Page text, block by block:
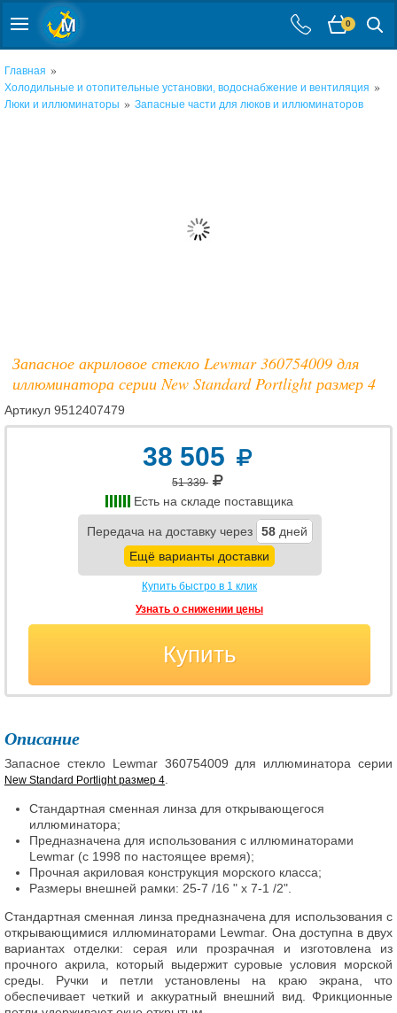
0
Главная »
Холодильные и отопительные установки, водоснабжение и вентиляция »
Люки и иллюминаторы » Запасные части для люков и иллюминаторов
Запасное акриловое стекло Lewmar 360754009 для
иллюминатора серии New Standard Portlight размер 4
Артикул 9512407479
38 505
51 339
Есть на складе поставщика
Передача на доставку через 58 дней
Ещё варианты доставки
Купить быстро в 1 клик
Узнать о снижении цены
Купить
Описание
Запасное стекло Lewmar 360754009 для иллюминатора серии
New Standard Portlight размер 4
Стандартная сменная линза для открывающегося
иллюминатора;
Предназначена для использования с иллюминаторами
Lewmar (с 1998 по настоящее время);
Прочная акриловая конструкция морского класса;
Размеры внешней рамки: 25-7 /16 " x 7-1 /2".
Стандартная сменная линза предназначена для использования с
открывающимися иллюминаторами Lewmar. Она доступна в двух
вариантах отделки: серая или прозрачная и изготовлена из
прочного акрила, который выдержит суровые условия морской
среды. Ручки и петли установлены на краю экрана, что
обеспечивает четкий и аккуратный внешний вид. Фрикционные